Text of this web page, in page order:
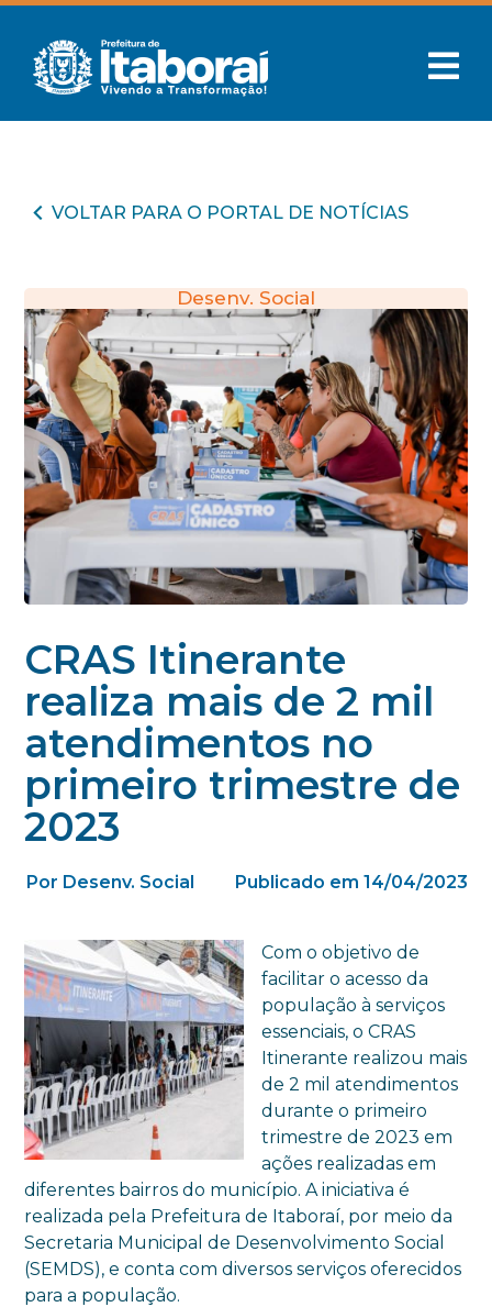
VOLTAR PARA O PORTAL DE NOTÍCIAS
Desenv. Social
CRAS Itinerante
realiza mais de 2 mil
atendimentos no
primeiro trimestre de
2023
Por Desenv. Social Publicado em 14/04/2023
Com o objetivo de
facilitar o acesso da
população à serviços
essenciais, o CRAS
Itinerante realizou mais
de 2 mil atendimentos
durante o primeiro
trimestre de 2023 em
ações realizadas em
diferentes bairros do município. A iniciativa é
realizada pela Prefeitura de Itaboraí, por meio da
Secretaria Municipal de Desenvolvimento Social
(SEMDS), e conta com diversos serviços oferecidos
para a população.